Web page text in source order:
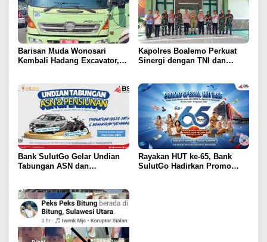
Barisan Muda Wonosari
Kembali Hadang Excavator,
Kapolres Boalemo Perkuat
Sinergi dengan TNI dan
Bank SulutGo Gelar Undian
Tabungan ASN dan
Rayakan HUT ke-65, Bank
SulutGo Hadirkan Promo